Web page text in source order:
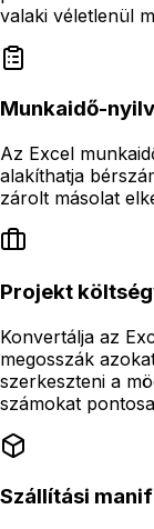
valaki véletlenül
Munkaidő-
Az Excel
alakíthatja
zárolt másolat
Projekt
Konvertálja az
megosszák
szerkeszteni a
számokat
Szállítási